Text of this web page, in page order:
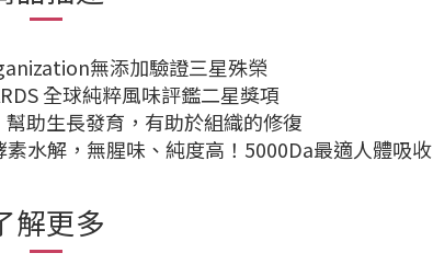
無添加驗證三星殊榮
全球純粹風味評鑑二星獎項
助生長發育，有助於組織的修復
水解，無腥味、純度高！5000Da最適人體吸收
解更多